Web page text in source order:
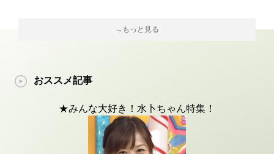
→もっと見る
おススメ記事
★みんな大好き！水卜ちゃん特集！